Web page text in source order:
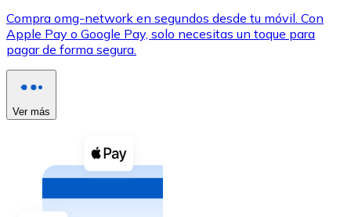
Ver todo
Compra criptomonedas con efectivo en tu tienda más
Comprar con efectivo
Transferencia SEPA
Añade fondos a tu cuenta Bitnovo o realiza compras
Compra omg-network en segundos desde tu móvil. Con
Apple Pay o Google Pay, solo necesitas un toque para
pagar de forma segura.
Ver más